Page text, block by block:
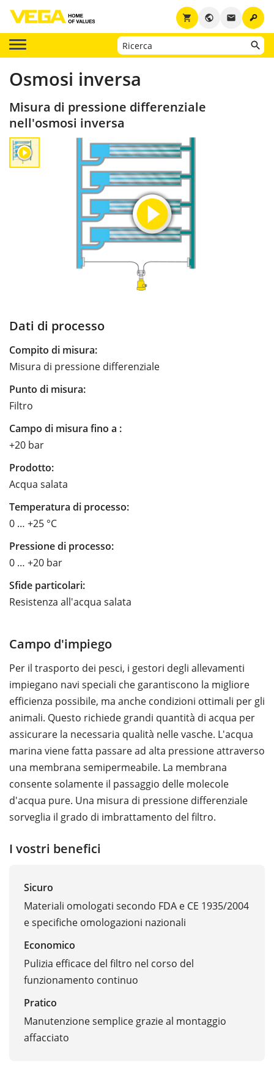
key
email
public
shopping_cart
Osmosi inversa
Misura di pressione differenziale
nell'osmosi inversa
Dati di processo
Compito di misura:
Misura di pressione differenziale
Punto di misura:
Filtro
Campo di misura fino a :
+20 bar
Prodotto:
Acqua salata
Temperatura di processo:
0 … +25 °C
Pressione di processo:
0 … +20 bar
Sfide particolari:
Resistenza all'acqua salata
Campo d'impiego
Per il trasporto dei pesci, i gestori degli allevamenti
impiegano navi speciali che garantiscono la migliore
efficienza possibile, ma anche condizioni ottimali per gli
animali. Questo richiede grandi quantità di acqua per
assicurare la necessaria qualità nelle vasche. L'acqua
marina viene fatta passare ad alta pressione attraverso
una membrana semipermeabile. La membrana
consente solamente il passaggio delle molecole
d'acqua pure. Una misura di pressione differenziale
sorveglia il grado di imbrattamento del filtro.
I vostri benefici
Sicuro
Materiali omologati secondo FDA e CE 1935/2004
e specifiche omologazioni nazionali
Economico
Pulizia efficace del filtro nel corso del
funzionamento continuo
Pratico
Manutenzione semplice grazie al montaggio
affacciato